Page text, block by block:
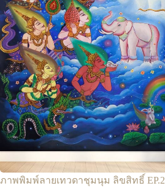
ภาพพิมพ์ลายเทวดาชุมนุม ลิขสิทธิ์ EP.2